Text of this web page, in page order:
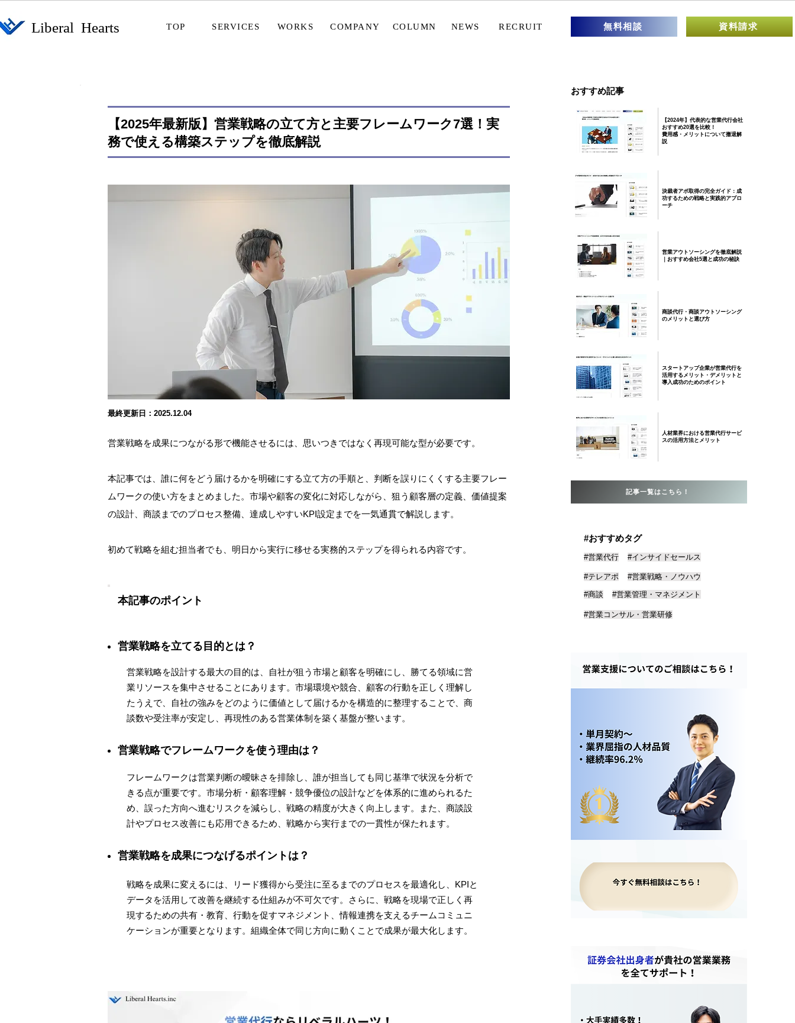
​Liberal Hearts TOP WORKS
SERVICES COMPANY COLUMN NEWS RECRUIT 無料相談 資料請求
【2025年最新版】営業戦略の立て方と主要フレームワーク7選！実
務で使える構築ステップを徹底解説
最終更新日：2025.12.04
営業戦略を成果につながる形で機能させるには、思いつきではなく再現可能な型が必要です。
本記事では、誰に何をどう届けるかを明確にする立て方の手順と、判断を誤りにくくする主要フレー
ムワークの使い方をまとめました。市場や顧客の変化に対応しながら、狙う顧客層の定義、価値提案
の設計、商談までのプロセス整備、達成しやすいKPI設定までを一気通貫で解説します。
初めて戦略を組む担当者でも、明日から実行に移せる実務的ステップを得られる内容です。
本記事のポイント
営業戦略を立てる目的とは？
営業戦略を設計する最大の目的は、自社が狙う市場と顧客を明確にし、勝てる領域に営
業リソースを集中させることにあります。市場環境や競合、顧客の行動を正しく理解し
たうえで、自社の強みをどのように価値として届けるかを構造的に整理することで、商
談数や受注率が安定し、再現性のある営業体制を築く基盤が整います。
営業戦略でフレームワークを使う理由は？
フレームワークは営業判断の曖昧さを排除し、誰が担当しても同じ基準で状況を分析で
きる点が重要です。市場分析・顧客理解・競争優位の設計などを体系的に進められるた
め、誤った方向へ進むリスクを減らし、戦略の精度が大きく向上します。また、商談設
計やプロセス改善にも応用できるため、戦略から実行までの一貫性が保たれます。
営業戦略を成果につなげるポイントは？
戦略を成果に変えるには、リード獲得から受注に至るまでのプロセスを最適化し、KPIと
データを活用して改善を継続する仕組みが不可欠です。さらに、戦略を現場で正しく再
現するための共有・教育、行動を促すマネジメント、情報連携を支えるチームコミュニ
ケーションが重要となります。組織全体で同じ方向に動くことで成果が最大化します。
おすすめ記事
【2024年】代表的な営業代行会社
おすすめ20選を比較！
​費用感・メリットについて撤退解
説
スタートアップ企業が営業代行を
活用するメリット・デメリットと
導入成功のためのポイント
人材業界における営業代行サービ
スの活用方法とメリット
商談代行・商談アウトソーシング
のメリットと選び方
営業アウトソーシングを徹底解説
｜おすすめ会社5選と成功の秘訣
決裁者アポ取得の完全ガイド：成
功するための戦略と実践的アプロ
ーチ
記事一覧はこちら！
#おすすめタグ
#営業代行 #インサイドセールス
#テレアポ
#営業戦略・ノウハウ
#商談
#営業管理・マネジメント
#営業コンサル・営業研修